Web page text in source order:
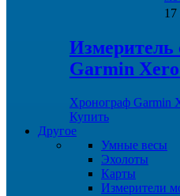
17
Измеритель
Garmin
Хронограф Garmin
Купить
Другое
Умные весы
Эхолоты
Карты
Измерители